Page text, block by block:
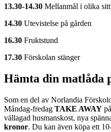
13.30-14.30 Mellanmål i olika
14.30 Utevistelse på gården
16.30 Fruktstund
17.30 Förskolan stänger
Hämta din matlåda
Som en del av Norlandia
Måndag-fredag TAKE AWAY
vällagad husmanskost, nya
kronor. Du kan även köpa ett